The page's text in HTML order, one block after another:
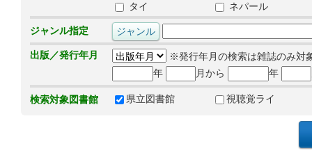
タイ
ネパール
ジャンル指定
出版／発行年月
※発行年月の検索は雑誌のみ対
年
月から 年
検索対象図書館 県立図書館 視聴覚ライ